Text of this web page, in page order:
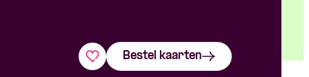
Bestel kaarten